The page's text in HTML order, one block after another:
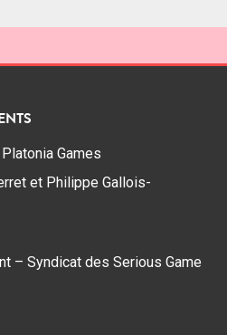
Games
et Philippe Gallois-
– Syndicat des Serious Game